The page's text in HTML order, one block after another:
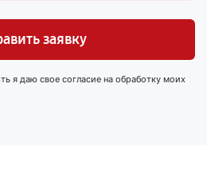
заявку
я даю свое согласие на обработку моих